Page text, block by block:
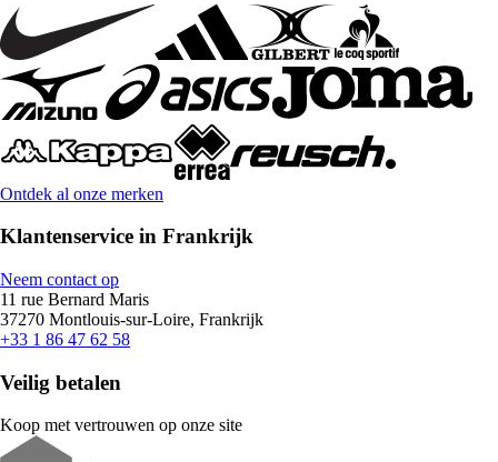
Ontdek al onze merken
Klantenservice in Frankrijk
Neem contact op
11 rue Bernard Maris
37270 Montlouis-sur-Loire, Frankrijk
+33 1 86 47 62 58
Veilig betalen
Koop met vertrouwen op onze site